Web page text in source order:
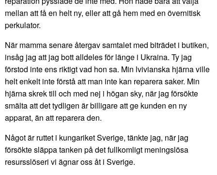
mellan att få en helt ny, eller att gå hem med en övernitisk
perkulator.
När mamma senare återgav samtalet med biträdet i butiken,
insåg jag att jag bott alldeles för länge i Ukraina. Ty jag
förstod inte ens riktigt vad hon sa. Min lvivianska hjärna ville
helt enkelt inte förstå att man inte kan reparera saker. Min
hjärna skrek till och med nej i högan sky, när jag försökte
smälta att det tydligen är billigare att ge kunden en ny
apparat, än att reparera den.
Något är ruttet i kungariket Sverige, tänkte jag, när jag
försökte släppa tanken på det fullkomligt meningslösa
resursslöseri vi ägnar oss åt i Sverige.